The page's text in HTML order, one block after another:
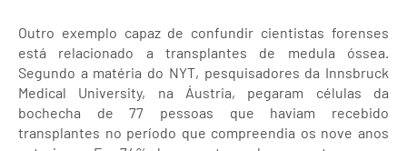
Outro exemplo capaz de confundir cientistas forenses
está relacionado a transplantes de medula óssea.
Segundo a matéria do NYT, pesquisadores da Innsbruck
Medical University, na Áustria, pegaram células da
bochecha de 77 pessoas que haviam recebido
transplantes no período que compreendia os nove anos